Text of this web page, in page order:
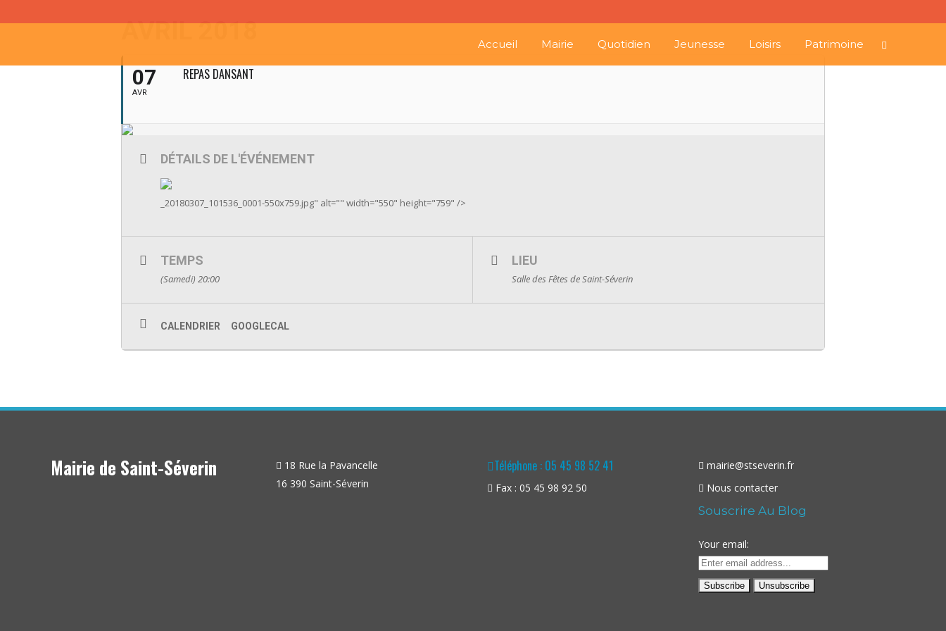
Accueil Mairie Quotidien Jeunesse Loisirs Patrimoine
AVRIL 2018
07
AVR
REPAS DANSANT
DÉTAILS DE L'ÉVÉNEMENT
_20180307_101536_0001-550x759.jpg" alt="" width="550" height="759" />
TEMPS
(Samedi) 20:00
LIEU
Salle des Fêtes de Saint-Séverin
CALENDRIER GOOGLECAL
Mairie de Saint-Séverin
18 Rue la Pavancelle
16 390 Saint-Séverin
Téléphone : 05 45 98 52 41
Fax : 05 45 98 92 50
mairie@stseverin.fr
Nous contacter
Souscrire Au Blog
Your email: